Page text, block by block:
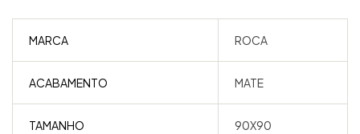
MARCA ROCA
ACABAMENTO MATE
TAMANHO 90X90